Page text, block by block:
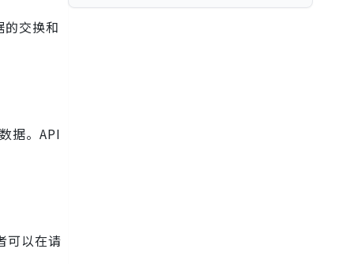
交换和
据。API
可以在请